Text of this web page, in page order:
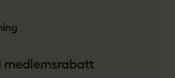
medlemsrabatt